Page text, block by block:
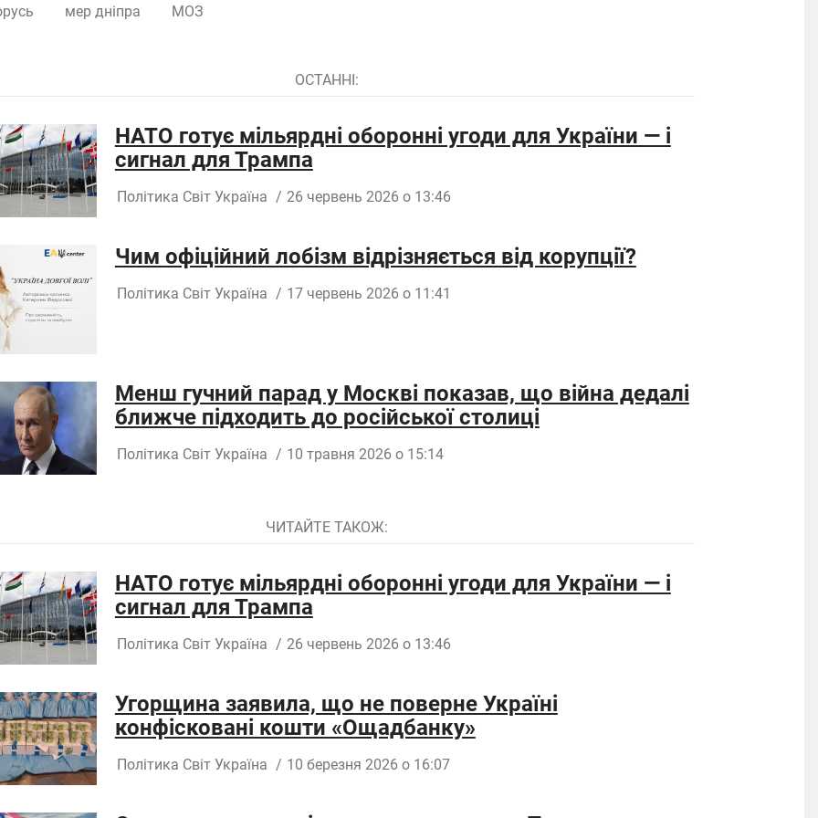
мер дніпра МОЗ
ОСТАННІ:
НАТО готує мільярдні оборонні угоди для України — і
сигнал для Трампа
Політика Світ Україна / 26 червень 2026 о 13:46
Чим офіційний лобізм відрізняється від корупції?
Політика Світ Україна / 17 червень 2026 о 11:41
Менш гучний парад у Москві показав, що війна дедалі
ближче підходить до російської столиці
Політика Світ Україна / 10 травня 2026 о 15:14
ЧИТАЙТЕ ТАКОЖ:
НАТО готує мільярдні оборонні угоди для України — і
сигнал для Трампа
Політика Світ Україна / 26 червень 2026 о 13:46
Угорщина заявила, що не поверне Україні
конфісковані кошти «Ощадбанку»
Політика Світ Україна / 10 березня 2026 о 16:07